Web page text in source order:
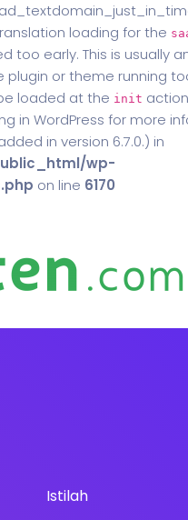
loading for the
too early. This is usually
or theme running
loaded at the init
in WordPress for more
in version 6.7.0.) in
wp-
on line 6170
Istilah